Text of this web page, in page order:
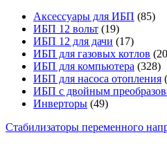
Аксессуары для ИБП (85)
ИБП 12 вольт (19)
ИБП 12 для дачи (17)
ИБП для газовых котлов
ИБП для компьютера (328)
ИБП для насоса отопления
ИБП с двойным
Инверторы (49)
Стабилизаторы переменного